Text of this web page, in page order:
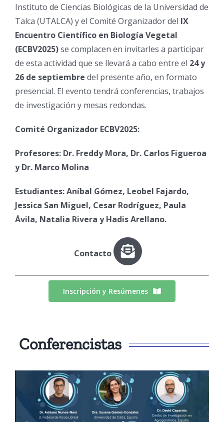
Instituto de Ciencias Biológicas de la Universidad de
Talca (UTALCA) y el Comité Organizador del IX
Encuentro Científico en Biología Vegetal
(ECBV2025)se complacen en invitarles a participar
de esta actividad que se llevará a cabo entre el 24 y
26 de septiembre del presente año, en formato
presencial. El evento tendrá conferencias, trabajos
de investigación y mesas redondas.
Comité Organizador ECBV2025:
Profesores: Dr. Freddy Mora, Dr. Carlos Figueroa
y Dr. Marco Molina
Estudiantes: Aníbal Gómez, Leobel Fajardo,
Jessica San Miguel, Cesar Rodríguez, Paula
Ávila, Natalia Rivera y Hadis Arellano.
Contacto
Inscripción y Resúmenes
Conferencistas